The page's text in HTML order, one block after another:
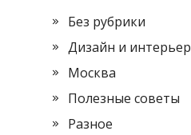
Без рубрики
Дизайн и интерьер
Москва
Полезные советы
Разное